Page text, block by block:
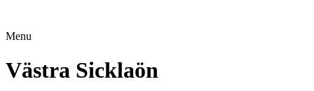
Menu
Västra Sicklaön